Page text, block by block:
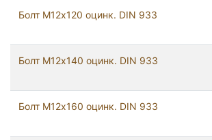
Болт М12х120 оцинк. DIN 933
Болт М12х140 оцинк. DIN 933
Болт М12х160 оцинк. DIN 933